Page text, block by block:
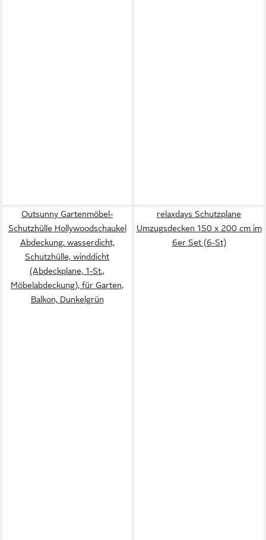
Outsunny Gartenmöbel-
Schutzhülle Hollywoodschaukel
Abdeckung, wasserdicht,
Schutzhülle, winddicht
(Abdeckplane, 1-St.,
Möbelabdeckung), für Garten,
Balkon, Dunkelgrün
relaxdays Schutzplane
Umzugsdecken 150 x 200 cm im
6er Set (6-St)